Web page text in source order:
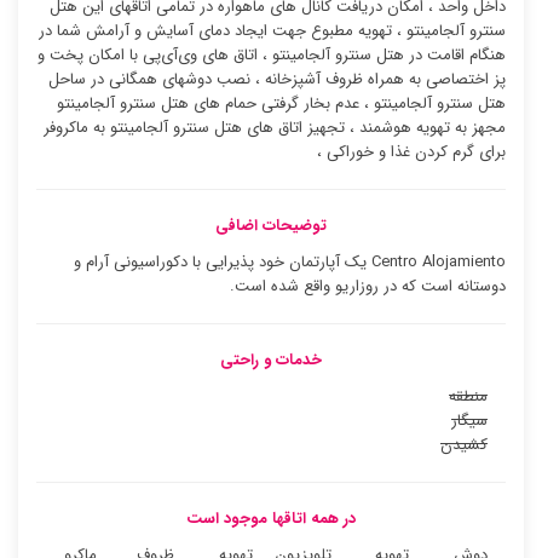
داخل واحد ، امکان دریافت کانال های ماهواره در تمامی اتاقهای این هتل
سنترو آلجامینتو ، تهویه مطبوع جهت ایجاد دمای آسایش و آرامش شما در
هنگام اقامت در هتل سنترو آلجامینتو ، اتاق های وی‌آی‌پی با امکان پخت و
پز اختصاصی به همراه ظروف آشپزخانه ، نصب دوشهای همگانی در ساحل
هتل سنترو آلجامینتو ، عدم بخار گرفتی حمام های هتل سنترو آلجامینتو
مجهز به تهویه هوشمند ، تجهیز اتاق های هتل سنترو آلجامینتو به ماکروفر
برای گرم کردن غذا و خوراکی ،
توضیحات اضافی
Centro Alojamiento یک آپارتمان خود پذیرایی با دکوراسیونی آرام و
دوستانه است که در روزاریو واقع شده است.
خدمات و راحتی
منطقه
سیگار
کشیدن
در همه اتاقها موجود است